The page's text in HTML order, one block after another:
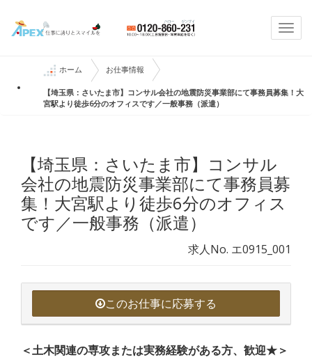
ホーム お仕事情報
【埼玉県：さいたま市】コンサル会社の地震防災事業部にて事務員募集！大
宮駅より徒歩6分のオフィスです／一般事務（派遣）
【埼玉県：さいたま市】コンサル
会社の地震防災事業部にて事務員募
集！大宮駅より徒歩6分のオフィス
です／一般事務（派遣）
求人No. エ0915_001
このお仕事に応募する
＜土木関連の専攻または実務経験がある方、歓迎★＞